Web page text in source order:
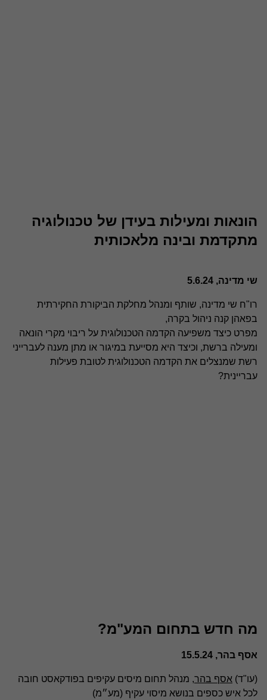
הונאות ומעילות בעידן של טכנולוגיה
מתקדמת ובינה מלאכותית
שי מדינה, 5.6.24
רו"ח שי מדינה, שותף ומנהל מחלקת הביקורת החקירתית
בפאהן קנה ניהול בקרה,
מפרט כיצד משפיעה הקדמה הטכנולוגית על ריבוי מקרי הונאה
ומעילה ברשת, וכיצד היא מסייעת במיגור או מתן מענה לעברייני
רשת שמנצלים את הקדמה הטכנולוגית לטובת פעילות
עבריינית?
מה חדש בתחום המע"מ?
אסף בהר, 15.5.24
(עו"ד) אסף בהר, מנהל תחום מיסים עקיפים בפודקאסט חובה
לכל איש כספים בנושא מיסוי עקיף (מע״מ)